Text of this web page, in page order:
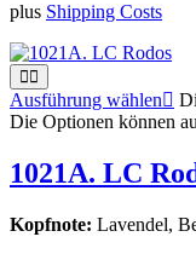
plus Shipping Costs
Ausführung wählen
Die Optionen können
1021A. LC
Kopfnote: Lavendel,